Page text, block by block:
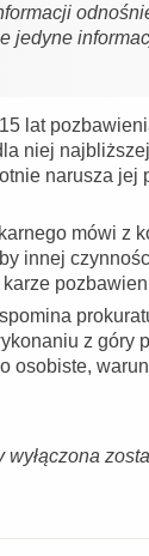
jedyne
lat
niej
narusza
mówi z
innej
z góry
osobiste,